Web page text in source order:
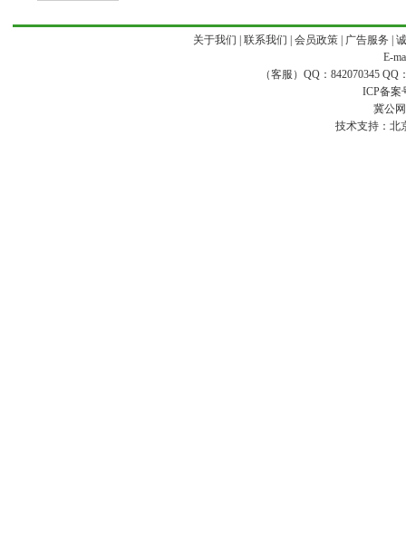
关于我们 联系我们 会员政策| 广告服务
E-
（客服）QQ：842070345 QQ
ICP备案
冀公
技术支持： 北